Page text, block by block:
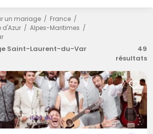
un mariage
France
d'Azur
Alpes-Maritimes
Saint-Laurent-du-Var
49
résultats